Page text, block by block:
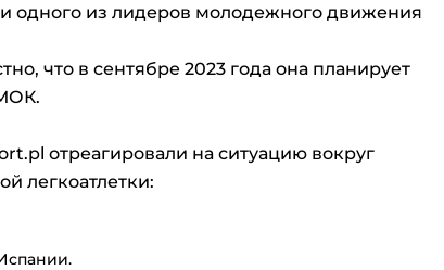
одного из лидеров молодежного движения
что в сентябре 2023 года она планирует
отреагировали на ситуацию вокруг
легкоатлетки: